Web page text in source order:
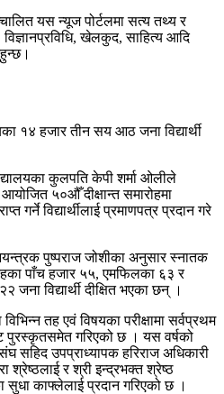
यस न्यूज पोर्टलमा सत्य तथ्य र
खेलकुद, साहित्य आदि
१४ हजार तीन सय आठ जना विद्यार्थी
कुलपति केपी शर्मा ओलीले
५०औँ दीक्षान्त समारोहमा
गर्ने विद्यार्थीलाई प्रमाणपत्र प्रदान गरे
पुष्पराज जोशीका अनुसार स्नातक
पाँच हजार ५५, एमफिलका ६३ र
जना विद्यार्थी दीक्षित भएका छन् ।
तह एवं विषयका परीक्षामा सर्वप्रथम
पुरस्कृतसमेत गरिएको छ । यस वर्षको
सहिद उपप्राध्यापक हरिराज अधिकारी
श्रेष्ठलाई र श्री इन्द्रभक्त श्रेष्ठ
काफ्लेलाई प्रदान गरिएको छ ।